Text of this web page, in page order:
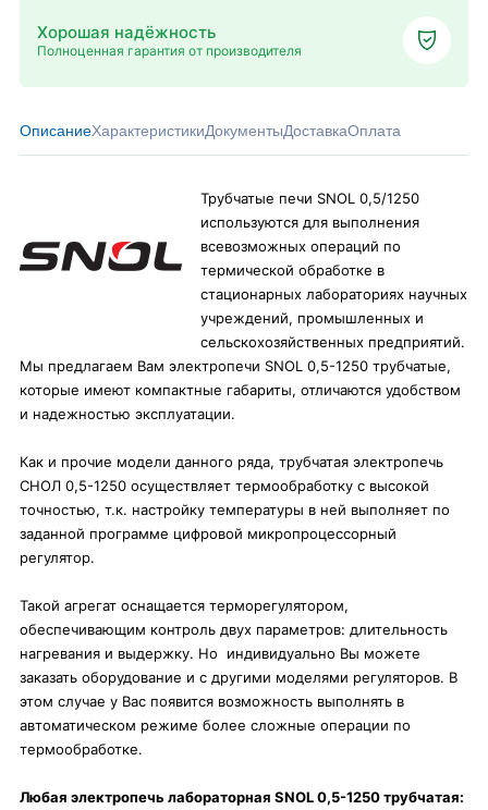
Хорошая надёжность
Полноценная гарантия от производителя
ОписаниеХарактеристикиДокументыДоставкаОплата
Трубчатые печи SNOL 0,5/1250
используются для выполнения
всевозможных операций по
термической обработке в
стационарных лабораториях научных
учреждений, промышленных и
сельскохозяйственных предприятий.
Мы предлагаем Вам электропечи SNOL 0,5-1250 трубчатые,
которые имеют компактные габариты, отличаются удобством
и надежностью эксплуатации.
Как и прочие модели данного ряда, трубчатая электропечь
СНОЛ 0,5-1250 осуществляет термообработку с высокой
точностью, т.к. настройку температуры в ней выполняет по
заданной программе цифровой микропроцессорный
регулятор.
Такой агрегат оснащается терморегулятором,
обеспечивающим контроль двух параметров: длительность
нагревания и выдержку. Но индивидуально Вы можете
заказать оборудование и с другими моделями регуляторов. В
этом случае у Вас появится возможность выполнять в
автоматическом режиме более сложные операции по
термообработке.
Любая электропечь лабораторная SNOL 0,5-1250 трубчатая: